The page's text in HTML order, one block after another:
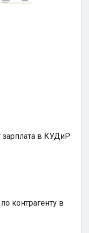
зарплата в КУДиР
контрагенту в